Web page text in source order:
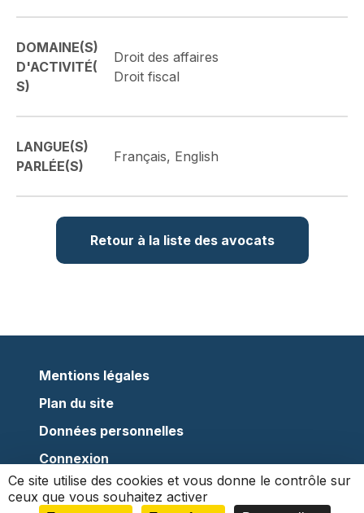
DOMAINE(S)
D'ACTIVITÉ(
S)
Droit des affaires
Droit fiscal
LANGUE(S)
PARLÉE(S)
Français, English
Retour à la liste des avocats
Mentions légales
Plan du site
Données personnelles
Connexion
Ce site utilise des cookies et vous donne le contrôle sur
ceux que vous souhaitez activer